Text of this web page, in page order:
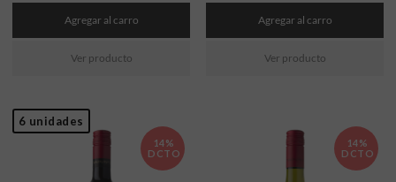
Agregar al carro
Ver producto
Agregar al carro
Ver producto
6 unidades
14%
DCTO
14%
DCTO